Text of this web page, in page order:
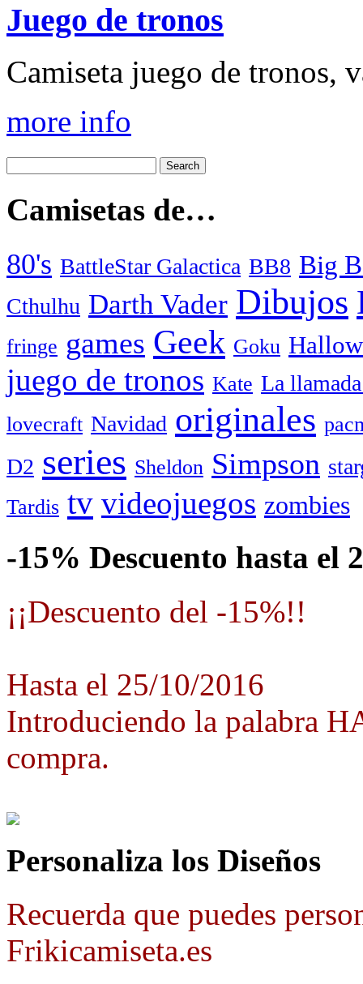
Juego de tronos
Camiseta juego de tronos,
more info
Camisetas de…
80's BattleStar Galactica BB8 Big
Cthulhu Darth Vader Dibujos
fringe games Geek Goku
juego de tronos Kate La
lovecraft Navidad originales
D2 series Sheldon Simpson
Tardis tv videojuegos zombies
-15% Descuento hasta el
¡¡Descuento del -15%!!
Hasta el 25/10/2016
Introduciendo la palabra
compra.
Personaliza los Diseños
Recuerda que puedes
Frikicamiseta.es